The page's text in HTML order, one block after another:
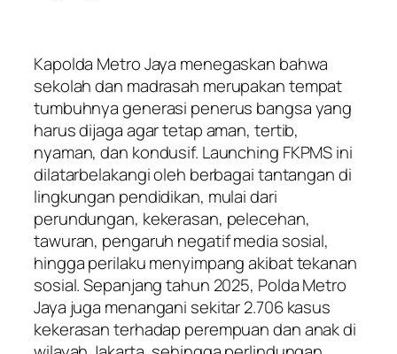
Kapolda Metro Jaya menegaskan bahwa
sekolah dan madrasah merupakan tempat
tumbuhnya generasi penerus bangsa yang
harus dijaga agar tetap aman, tertib,
nyaman, dan kondusif. Launching FKPMS ini
dilatarbelakangi oleh berbagai tantangan di
lingkungan pendidikan, mulai dari
perundungan, kekerasan, pelecehan,
tawuran, pengaruh negatif media sosial,
hingga perilaku menyimpang akibat tekanan
sosial. Sepanjang tahun 2025, Polda Metro
Jaya juga menangani sekitar 2.706 kasus
kekerasan terhadap perempuan dan anak di